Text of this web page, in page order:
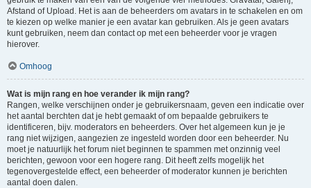
Afstand of Upload. Het is aan de beheerders om avatars in te schakelen en om
te kiezen op welke manier je een avatar kan gebruiken. Als je geen avatars
kunt gebruiken, neem dan contact op met een beheerder voor je vragen
hierover.
Omhoog
Wat is mijn rang en hoe verander ik mijn rang?
Rangen, welke verschijnen onder je gebruikersnaam, geven een indicatie over
het aantal berchten dat je hebt gemaakt of om bepaalde gebruikers te
identificeren, bijv. moderators en beheerders. Over het algemeen kun je je
rang niet wijzigen, aangezien ze ingesteld worden door een beheerder. Nu
moet je natuurlijk het forum niet beginnen te spammen met onzinnig veel
berichten, gewoon voor een hogere rang. Dit heeft zelfs mogelijk het
tegenovergestelde effect, een beheerder of moderator kunnen je berichten
aantal doen dalen.